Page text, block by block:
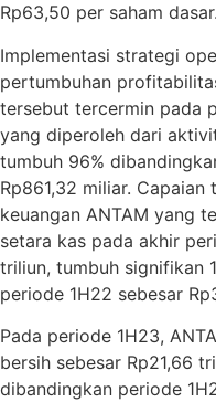
Rp63,50 per saham dasar.
Implementasi strategi
pertumbuhan
tersebut tercermin pada
yang diperoleh dari
tumbuh 96%
Rp861,32 miliar.
keuangan ANTAM yang
setara kas pada akhir
triliun, tumbuh signifikan
periode 1H22 sebesar
Pada periode 1H23,
bersih sebesar Rp21,66
dibandingkan periode